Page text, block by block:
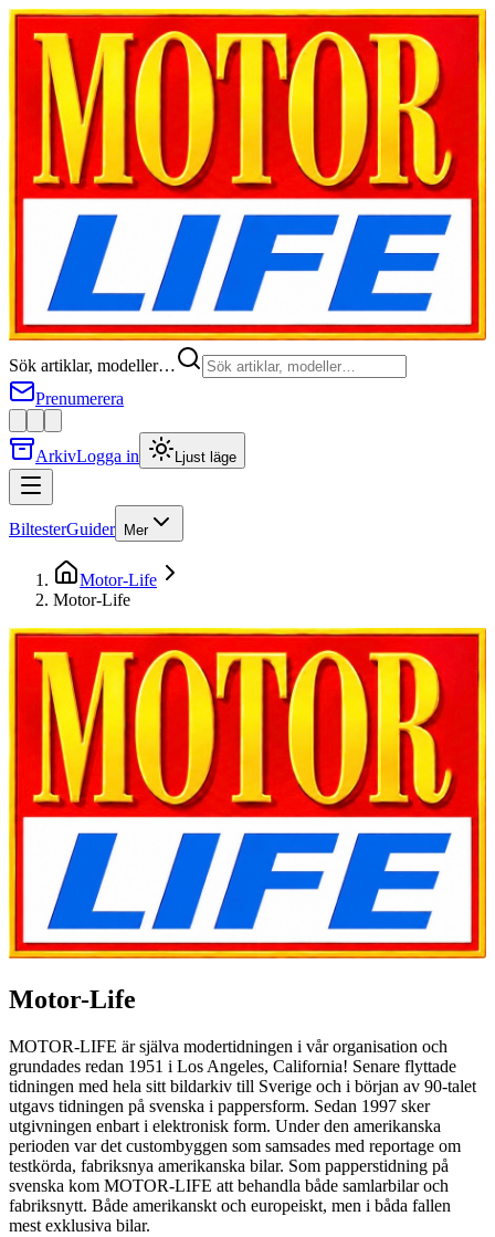
Sök artiklar, modeller…
Prenumerera
ArkivLogga in Ljust läge
BiltesterGuider Mer
Motor-Life
Motor-Life
Motor-Life
MOTOR-LIFE är själva modertidningen i vår organisation och
grundades redan 1951 i Los Angeles, California! Senare flyttade
tidningen med hela sitt bildarkiv till Sverige och i början av 90-talet
utgavs tidningen på svenska i pappersform. Sedan 1997 sker
utgivningen enbart i elektronisk form. Under den amerikanska
perioden var det custombyggen som samsades med reportage om
testkörda, fabriksnya amerikanska bilar. Som papperstidning på
svenska kom MOTOR-LIFE att behandla både samlarbilar och
fabriksnytt. Både amerikanskt och europeiskt, men i båda fallen
mest exklusiva bilar.